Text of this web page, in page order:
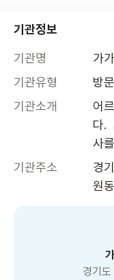
기관정보
기관명
가
기관유형
방
기관소개
어
다.
사
기관주소
경
원
경기